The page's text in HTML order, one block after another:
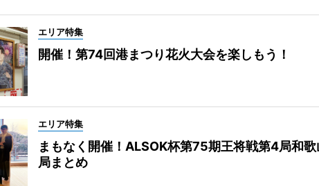
エリア特集
開催！第74回港まつり花火大会を楽しもう！
エリア特集
まもなく開催！ALSOK杯第75期王将戦第4局和歌
局まとめ